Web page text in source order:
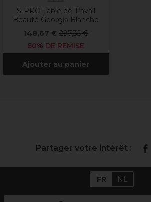
S-PRO Table de Travail
Beauté Georgia Blanche
148,67 € 297,35 €
50% DE REMISE
Ajouter au panier
Partager votre intérêt :
FR NL